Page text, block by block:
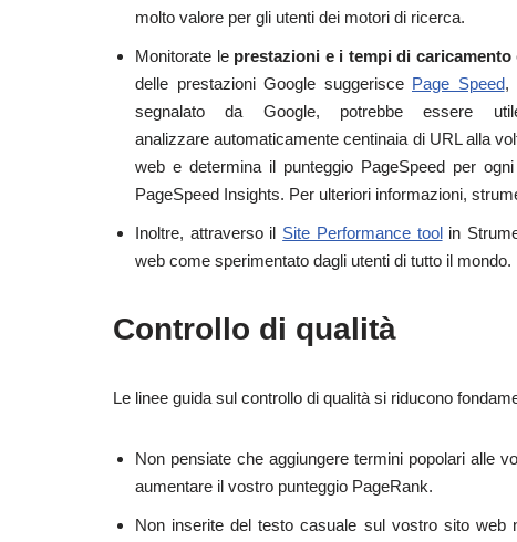
molto valore per gli utenti dei motori di ricerca.
Monitorate le prestazioni e i tempi di caricamento
delle prestazioni Google suggerisce Page Speed,
segnalato da Google, potrebbe essere
analizzare automaticamente centinaia di URL alla
web e determina il punteggio PageSpeed per
PageSpeed Insights. Per ulteriori informazioni,
Inoltre, attraverso il Site Performance toolin
web come sperimentato dagli utenti di tutto il mondo.
Controllo di qualità
Le linee guida sul controllo di qualità si riducono
Non pensiate che aggiungere termini popolari alle
aumentare il vostro punteggio PageRank.
Non inserite del testo casuale sul vostro sito web